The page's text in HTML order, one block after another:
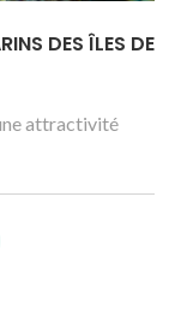
DES ÎLES DE
attractivité